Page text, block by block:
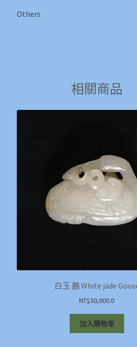
Others
相關商品
白玉 鵝 White jade
NT$30,000.0
加入購物車